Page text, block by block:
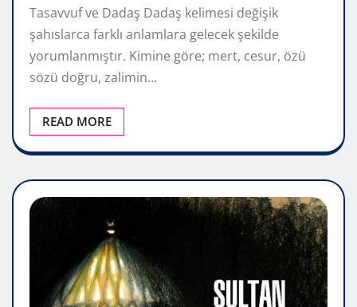
Tasavvuf ve Dadaş Dadaş kelimesi değişik
şahıslarca farklı anlamlara gelecek şekilde
yorumlanmıştır. Kimine göre; mert, cesur, özü
sözü doğru, zalimin…
READ MORE